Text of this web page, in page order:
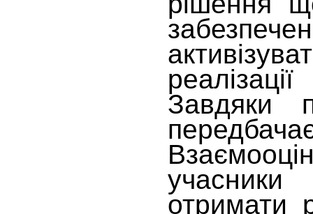
Завдяки
отримати